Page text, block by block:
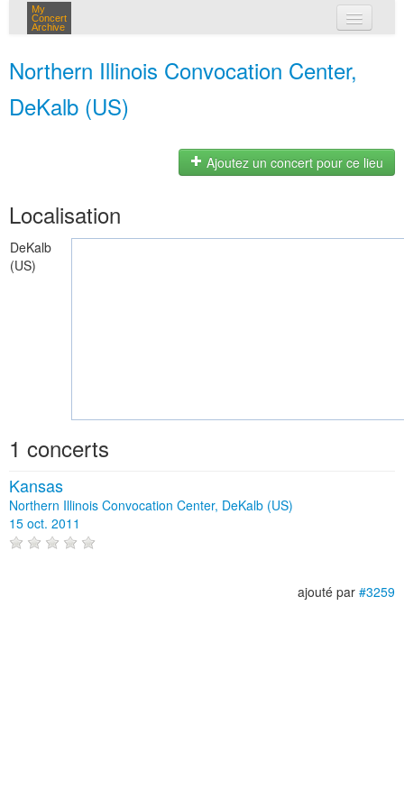
My
Concert
Archive
Northern Illinois Convocation Center,
DeKalb (US)
Ajoutez un concert pour ce lieu
Localisation
DeKalb
(US)
1 concerts
Kansas
Northern Illinois Convocation Center, DeKalb (US)
15 oct. 2011
ajouté par #3259